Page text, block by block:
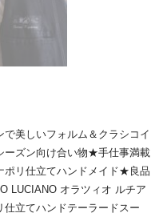
美しいフォルム＆クラシコイ
ーズン向け合い物★手仕事満載
リ仕立てハンドメイド★良品
LUCIANO オラツィオ ルチア
立てハンドテーラードスー